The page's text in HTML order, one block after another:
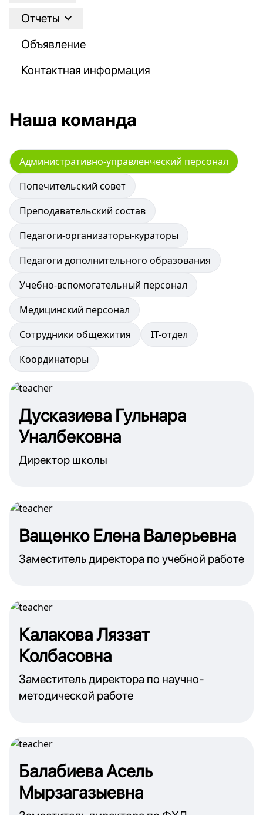
Отчеты
Объявление
Контактная информация
Наша команда
Административно-управленческий персонал
Попечительский совет
Преподавательский состав
Педагоги-организаторы-кураторы
Педагоги дополнительного образования
Учебно-вспомогательный персонал
Медицинский персонал
Сотрудники общежития
IT-отдел
Координаторы
Дусказиева Гульнара
Уналбековна
Директор школы
Ващенко Елена Валерьевна
Заместитель директора по учебной работе
Калакова Ляззат
Колбасовна
Заместитель директора по научно-
методической работе
Балабиева Асель
Мырзагазыевна